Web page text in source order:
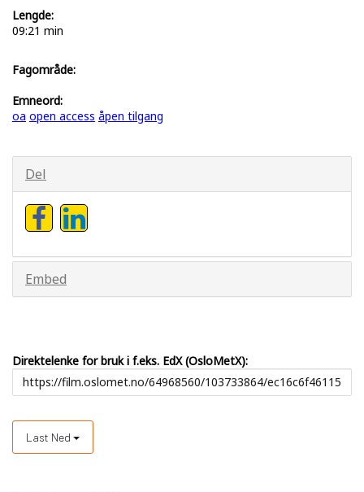
Lengde:
09:21 min
Fagområde:
Emneord:
oa open access åpen tilgang
Del
Embed
Direktelenke for bruk i f.eks. EdX (OsloMetX):
Last Ned